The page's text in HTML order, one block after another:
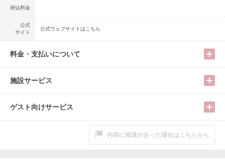
持込料金
公式
サイト
公式ウェブサイトはこちら
料金・支払いについて
施設サービス
ゲスト向けサービス
内容に相違があった場合はこちらから